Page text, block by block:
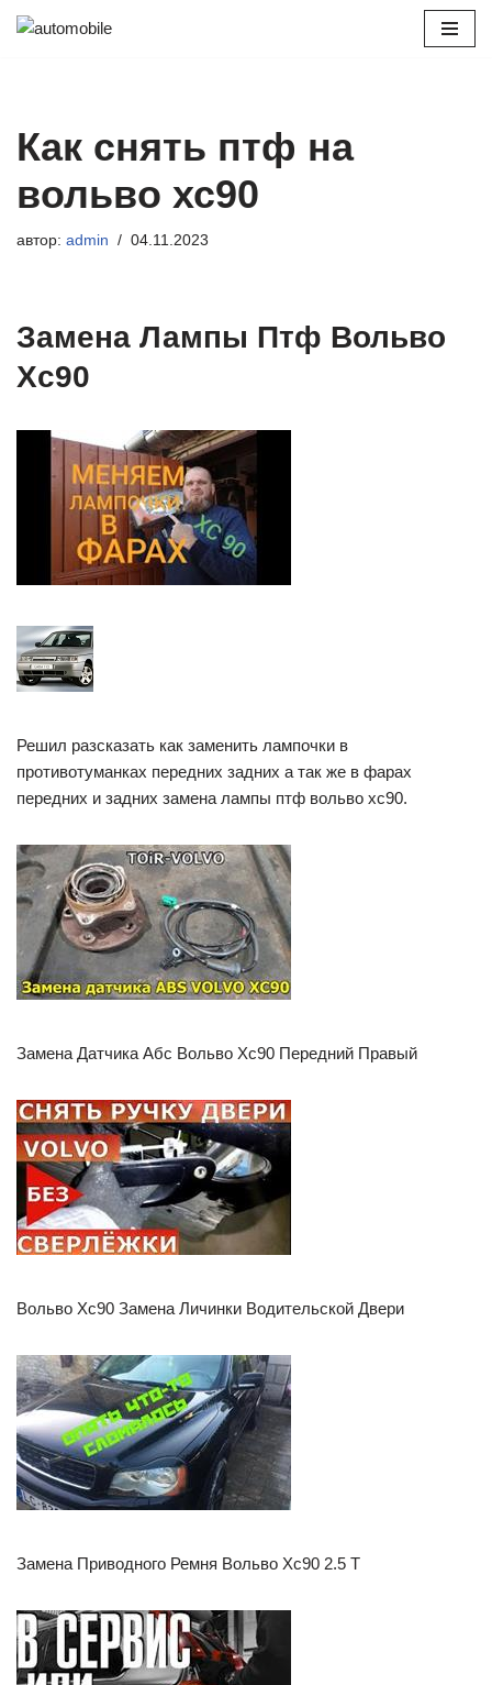
Как снять птф на
вольво хс90
автор: admin 04.11.2023
Замена Лампы Птф Вольво
Хс90
Решил разсказать как заменить лампочки в
противотуманках передних задних а так же в фарах
передних и задних замена лампы птф вольво хс90.
Замена Датчика Абс Вольво Хс90 Передний Правый
Вольво Хс90 Замена Личинки Водительской Двери
Замена Приводного Ремня Вольво Хс90 2.5 Т